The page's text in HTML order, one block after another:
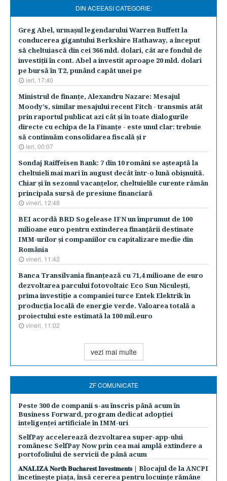
DIN ACEEASI CATEGORIE:
Greg Abel, urmaşul legendarului Warren Buffett la
conducerea gigantului Berkshire Hathaway, a început
să cheltuiască din cei 366 mld. dolari, cât are fondul de
investiţii în cont. Abel a investit aproape 20 mld. dolari
pe bursă în T2, punând capăt unei pe
ieri, 17:40
Ministrul de finanţe, Alexandru Nazare: Mesajul
Moody’s, similar mesajului recent Fitch - transmis atât
prin raportul publicat azi cât şi în toate dialogurile
directe cu echipa de la Finanţe - este unul clar: trebuie
să continuăm consolidarea fiscală şi r
ieri, 00:07
Sondaj Raiffeisen Bank: 7 din 10 români se aşteaptă la
cheltuieli mai mari în august decât într-o lună obişnuită.
Chiar şi în sezonul vacanţelor, cheltuielile curente rămân
principala sursă de presiune financiară
vineri, 12:48
BEI acordă BRD Sogelease IFN un împrumut de 100
milioane euro pentru extinderea finanţării destinate
IMM-urilor şi companiilor cu capitalizare medie din
România
vineri, 11:42
Banca Transilvania finanţează cu 71,4 milioane de euro
dezvoltarea parcului fotovoltaic Eco Sun Niculeşti,
prima investiţie a companiei turce Entek Elektrik în
producţia locală de energie verde. Valoarea totală a
proiectului este estimată la 100 mil.euro
vineri, 11:02
vezi mai multe
ZF COMUNICATE
Peste 300 de companii s-au înscris până acum în
Business Forward, program dedicat adopției
inteligenței artificiale în IMM-uri
SelfPay accelerează dezvoltarea super-app-ului
românesc SelfPay Now prin cea mai amplă extindere a
portofoliului de servicii de până acum
𝐀𝐍𝐀𝐋𝐈𝐙𝐀 𝐍𝐨𝐫𝐭𝐡 𝐁𝐮𝐜𝐡𝐚𝐫𝐞𝐬𝐭 𝐈𝐧𝐯𝐞𝐬𝐭𝐦𝐞𝐧𝐭𝐬 | Blocajul de la ANCPI
încetinește piața, însă cererea pentru locuințe rămâne